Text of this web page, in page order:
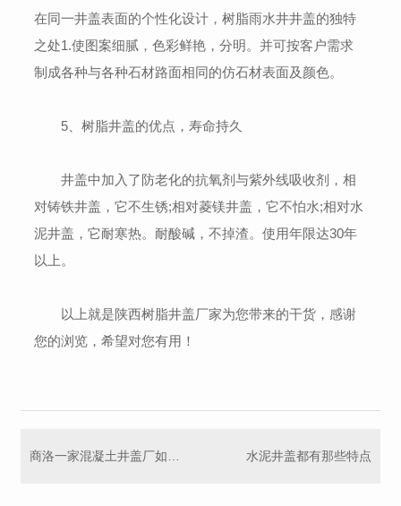
在同一井盖表面的个性化设计，树脂雨水井井盖的独特
之处1.使图案细腻，色彩鲜艳，分明。并可按客户需求
制成各种与各种石材路面相同的仿石材表面及颜色。
5、树脂井盖的优点，寿命持久
井盖中加入了防老化的抗氧剂与紫外线吸收剂，相
对铸铁井盖，它不生锈;相对菱镁井盖，它不怕水;相对水
泥井盖，它耐寒热。耐酸碱，不掉渣。使用年限达30年
以上。
以上就是陕西树脂井盖厂家为您带来的干货，感谢
您的浏览，希望对您有用！
水泥井盖都有那些特点